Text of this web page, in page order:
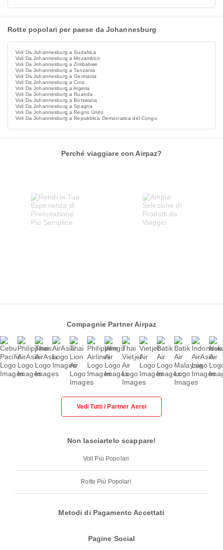
Rotte popolari per paese da Johannesburg
Voli Da Johannesburg a Sudafrica
Voli Da Johannesburg a Mozambico
Voli Da Johannesburg a Zimbabwe
Voli Da Johannesburg a Tanzania
Voli Da Johannesburg a Germania
Voli Da Johannesburg a Cina
Voli Da Johannesburg a Algeria
Voli Da Johannesburg a Ruanda
Voli Da Johannesburg a Botswana
Voli Da Johannesburg a Spagna
Voli Da Johannesburg a Regno Unito
Voli Da Johannesburg a Repubblica Democratica del Congo
Perché viaggiare con Airpaz?
Compagnie Partner Airpaz
Vedi Tutti i Partner Aerei
Non lasciartelo scappare!
Voli Più Popolari
Rotte Più Popolari
Metodi di Pagamento Accettati
Pagine Social